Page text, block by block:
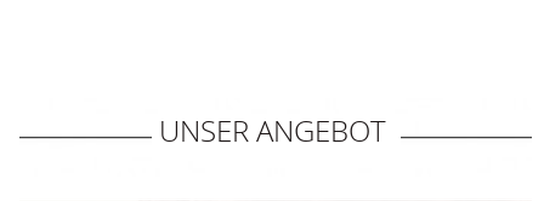
UNSER ANGEBOT